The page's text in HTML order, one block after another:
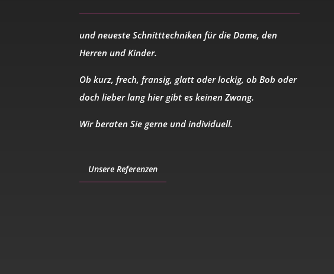
undneueste Schnitttechniken für die Dame, den
Herren und Kinder.
Ob kurz, frech, fransig, glatt oder lockig, obBob oder
doch lieberlanghier gibt es keinen Zwang.
Wir beraten Sie gerne und individuell.
Unsere Referenzen